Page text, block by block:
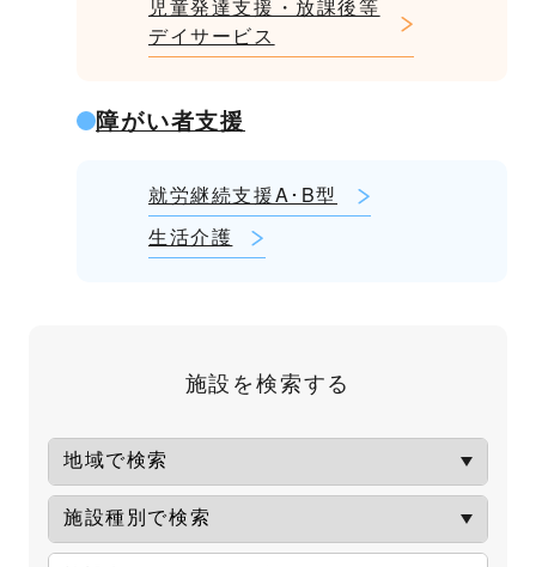
児童発達支援・放課後等
デイサービス
障がい者支援
就労継続支援A･B型
生活介護
施設を検索する